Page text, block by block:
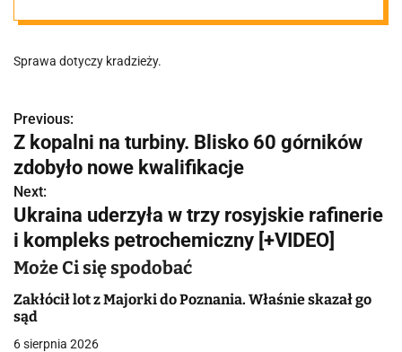
Sprawa dotyczy kradzieży.
N
a
w
i
g
a
c
Previous:
Z kopalni na turbiny. Blisko 60 górników
zdobyło nowe kwalifikacje
Next:
Ukraina uderzyła w trzy rosyjskie rafinerie
i kompleks petrochemiczny [+VIDEO]
Może Ci się spodobać
Zakłócił lot z Majorki do Poznania. Właśnie skazał go
sąd
6 sierpnia 2026